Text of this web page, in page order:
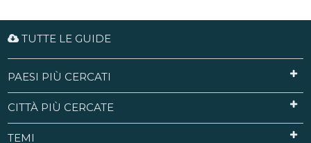
TUTTE LE GUIDE
PAESI PIÙ CERCATI
CITTÀ PIÙ CERCATE
TEMI